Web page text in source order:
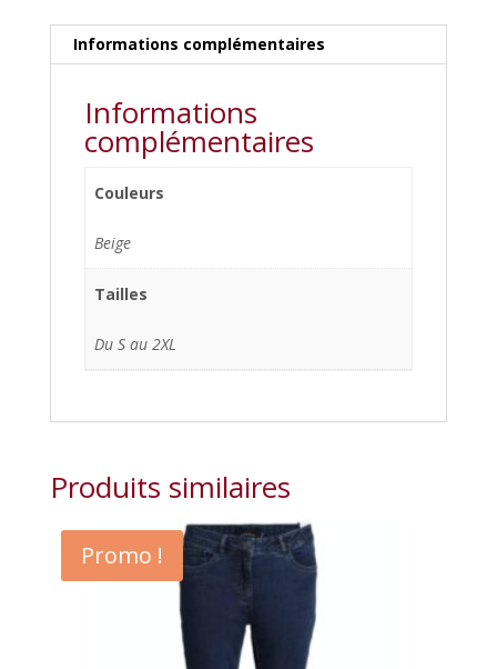
Informations complémentaires
Informations
complémentaires
Couleurs
Beige
Tailles
Du S au 2XL
Produits similaires
Promo !